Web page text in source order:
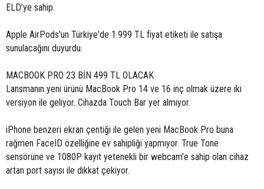
ELD’ye sahip.
Apple AirPods'un Türkiye'de 1.999 TL fiyat etiketi ile satışa
sunulacağını duyurdu.
MACBOOK PRO 23 BİN 499 TL OLACAK
Lansmanın yeni ürünü MacBook Pro 14 ve 16 inç olmak üzere iki
versiyon ile geliyor. Cihazda Touch Bar yer almıyor.
iPhone benzeri ekran çentiği ile gelen yeni MacBook Pro buna
rağmen FaceID özelliğine ev sahipliği yapmıyor. True Tone
sensörüne ve 1080P kayıt yetenekli bir webcam'e sahip olan cihaz
artan port sayısı ile dikkat çekiyor.